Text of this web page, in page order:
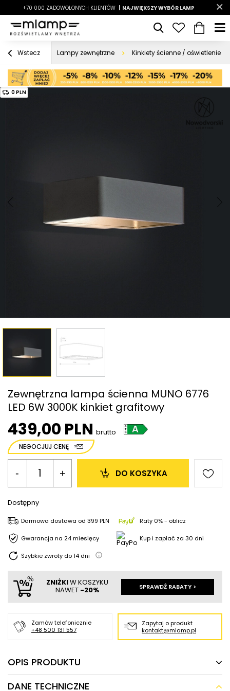
-7% LATO7
+70 000 ZADOWOLONYCH KLIENTÓW | NAJWIĘKSZY WYBÓR LAMP
| |
Wstecz Lampy zewnętrzne Kinkiety ścienne / oświetlenie
0 PLN
Zewnętrzna lampa ścienna MUNO 6776
LED 6W 3000K kinkiet grafitowy
439,00 PLN brutto
NEGOCJUJ CENĘ
- + DO KOSZYKA
Dostępny
Darmowa dostawa od 399 PLN Raty 0% - oblicz
Gwarancja na 24 miesięcy Kup i zapłać za 30 dni
Szybkie zwroty do14 dni
ZNIŻKIW KOSZYKU
NAWET -20% SPRAWDŹ RABATY >
Zamów telefonicznie
+48 500 131 557
Zapytaj o produkt
kontakt@mlamp.pl
OPIS PRODUKTU
DANE TECHNICZNE